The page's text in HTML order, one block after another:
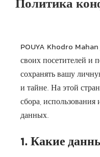
Политика
POUYA Khodro Mahan
своих посетителей и
сохранять вашу
и тайне. На этой
сбора,
данных.
1. Какие